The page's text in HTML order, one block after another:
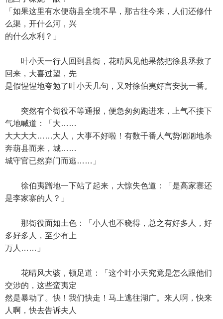
「如果这里有水便葫县全境不旱，那古往今来，人们还修什
么渠，开什么河，兴
的什么水利？」
叶小天一行人回到县衙，花晴风见他果然把徐县丞救了
回来，大喜过望，先
是假惺惺地夸勉了叶小天几句，又对徐伯夷好言安抚一番。
突然有个衙役不等通报，便急匆匆跑进来，上气不接下
气地喊道：「大……
大大大大……大人，大事不好啦！有数千番人气势汹汹地杀
奔葫县而来，城……
城守官已然弃门而逃……」
徐伯夷蹭地一下站了起来，大惊失色道：「是高家寨还
是李家寨的人？」
那衙役面如土色：「小人也不晓得，总之有好多人，好
多好多人，至少有上
万人……」
花晴风大骇，顿足道：「这个叶小天究竟是怎么跟他们
交涉的，这些蛮夷定
然是暴动了。快！我们快走！马上逃往湖广。来人啊，快来
人啊，快去告诉夫人